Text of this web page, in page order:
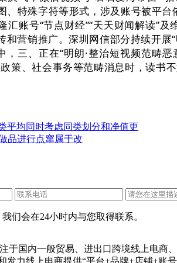
、特殊字符等形式，涉及账号被平
汇账号“节点财经”“天天财闻解读”
和营销推广。深圳网信部分持续开
，三、正在“明朗·整治短视频范畴
策、社会事务等范畴消息时，读书
平均同时考虑同类划分和净值更
品进行点窜属于改
们会在24小时内与您取得联系。
于国内一般贸易、进出口跨境线上电商
发力线上电商提供“平台+品牌+店铺+账